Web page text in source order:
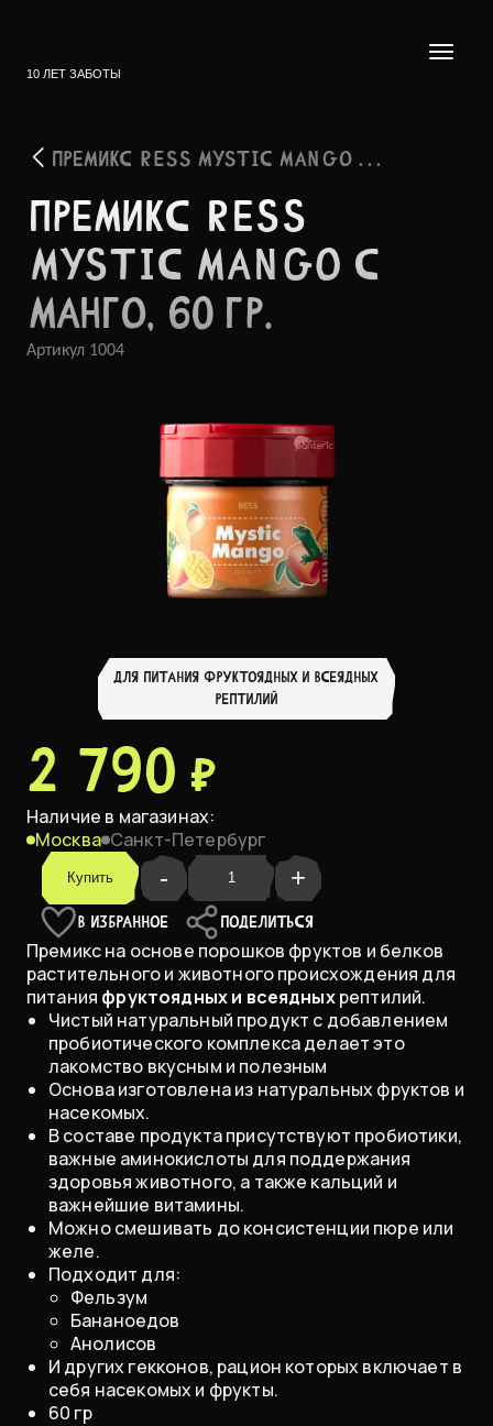
10 ЛЕТ ЗАБОТЫ
ПРЕМИКС RESS MYSTIC MANGO . . .
ПРЕМИКС RESS
MYSTIC MANGO С
МАНГО, 60 ГР.
Артикул 1004
2 790 ₽
Наличие в магазинах:
Москва Санкт-Петербург
Купить - +
В ИЗБРАННОЕ ПОДЕЛИТЬСЯ
ДЛЯ ПИТАНИЯ ФРУКТОЯДНЫХ И ВСЕЯДНЫХ
РЕПТИЛИЙ
Премикс на основе порошков фруктов и белков
растительного и животного происхождения для
питания фруктоядных и всеядныхрептилий.
Чистый натуральный продукт с добавлением
пробиотического комплекса делает это
лакомство вкусным и полезным
​Основа изготовлена из натуральных фруктов и
насекомых.
В составе продукта присутствуют пробиотики,
важные аминокислоты для поддержания
здоровья животного, а также кальций и
важнейшие витамины.
Можно смешивать до консистенции пюре или
желе.
Подходит для:
Фельзум
Бананоедов
Анолисов
И других гекконов, рацион которых включает в
себя насекомых и фрукты.
60 гр